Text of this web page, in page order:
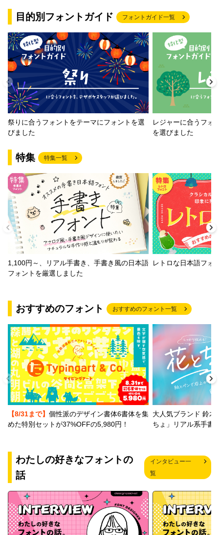
目的別フォントガイド フォントガイド一覧
祭りに合うフォントをテーマにフォントを選
びました
レジャーに合うフォ
を選びました
特集 特集一覧
1,100円～、リアル手書き、手書き風の日本語
フォントを厳選しました
レトロな日本語フォ
おすすめのフォント おすすめのフォント一覧
【8/31まで】 個性派のデザイン書体6書体を集
めた特別セットが37%OFFの5,980円！
大人気ブランド 鈴木
ちょ」リアル系手書
わたしの好きなフォントの
話
インタビュー一
覧